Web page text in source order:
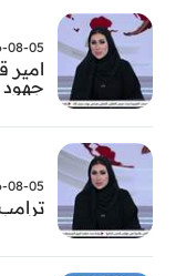
05 | 12:13
جهود خفض التصعيد بين واشنطن وايران
05 | 12:12